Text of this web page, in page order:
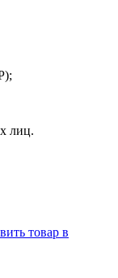
лиц.
товар в